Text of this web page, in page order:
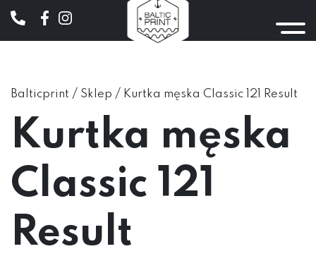
Balticprint / Sklep / Kurtka męska Classic 121 Result
Kurtka męska
Classic 121
Result